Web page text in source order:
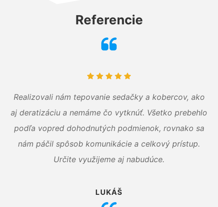
Referencie
Realizovali nám tepovanie sedačky a kobercov, ako
aj deratizáciu a nemáme čo vytknúť. Všetko prebehlo
podľa vopred dohodnutých podmienok, rovnako sa
nám páčil spôsob komunikácie a celkový prístup.
Určite využijeme aj nabudúce.
LUKÁŠ